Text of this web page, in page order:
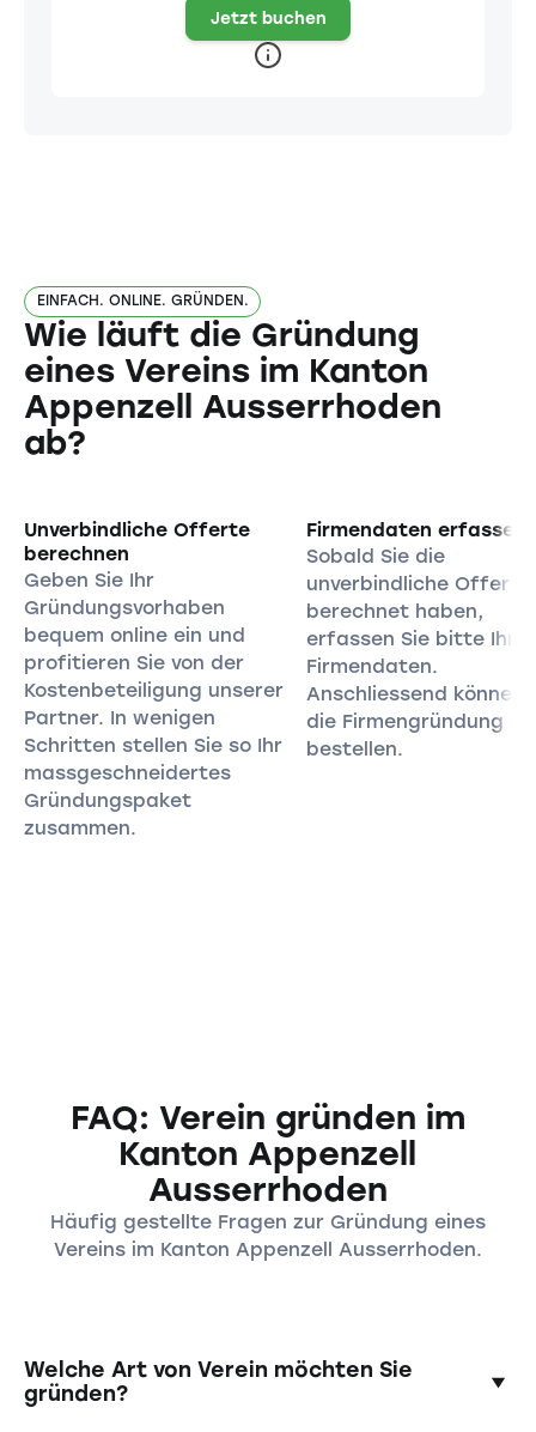
Jetzt buchen
EINFACH. ONLINE. GRÜNDEN.
Wie läuft die Gründung
eines Vereins im Kanton
Appenzell Ausserrhoden
ab?
Unverbindliche Offerte
berechnen
Geben Sie Ihr
Gründungsvorhaben
bequem online ein und
profitieren Sie von der
Kostenbeteiligung unserer
Partner. In wenigen
Schritten stellen Sie so Ihr
massgeschneidertes
Gründungspaket
zusammen.
Firmendaten erfassen
Sobald Sie die
unverbindliche Offerte
berechnet haben,
erfassen Sie bitte Ihre
Firmendaten.
Anschliessend können
die Firmengründung
bestellen.
FAQ: Verein gründen im
Kanton Appenzell
Ausserrhoden
Häufig gestellte Fragen zur Gründung eines
Vereins im Kanton Appenzell Ausserrhoden.
Welche Art von Verein möchten Sie
gründen?